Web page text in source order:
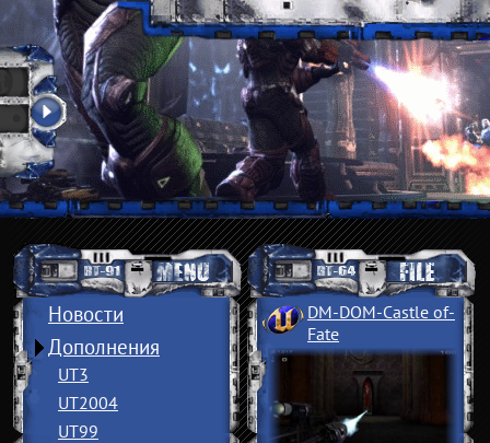
Новости
Дополнения
UT3
UT2004
UT99
DM-DOM-Castle of­
Fate